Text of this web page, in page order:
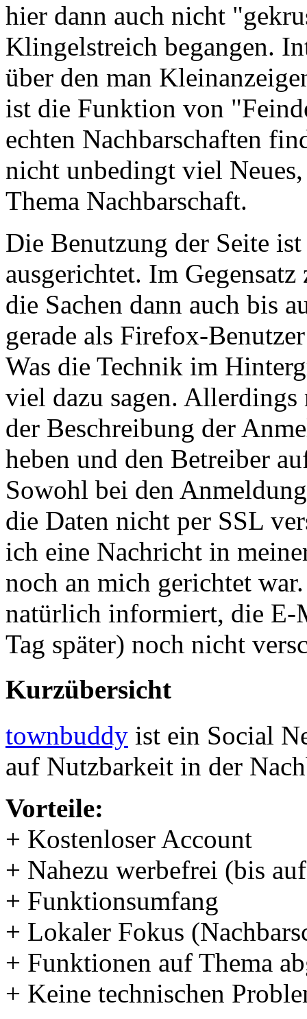
hier dann auch nicht
Klingelstreich begangen.
über den man
ist die Funktion von
echten Nachbarschaften
nicht unbedingt viel
Thema Nachbarschaft.
Die Benutzung der Seite
ausgerichtet. Im
die Sachen dann auch bis
gerade als Firefox-
Was die Technik im
viel dazu sagen.
der Beschreibung der
heben und den Betreiber
Sowohl bei den
die Daten nicht per SSL
ich eine Nachricht in
noch an mich gerichtet
natürlich informiert, die E-
Tag später) noch nicht
Kurzübersicht
townbuddy ist ein Social
auf Nutzbarkeit in der
Vorteile:
+ Kostenloser Account
+ Nahezu werbefrei (bis
+ Funktionsumfang
+ Lokaler Fokus
+ Funktionen auf Thema
+ Keine technischen